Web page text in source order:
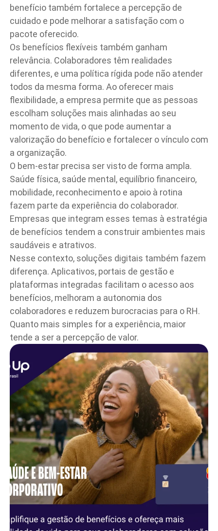
benefício também fortalece a percepção de
cuidado e pode melhorar a satisfação com o
pacote oferecido.
Os benefícios flexíveis também ganham
relevância. Colaboradores têm realidades
diferentes, e uma política rígida pode não atender
todos da mesma forma. Ao oferecer mais
flexibilidade, a empresa permite que as pessoas
escolham soluções mais alinhadas ao seu
momento de vida, o que pode aumentar a
valorização do benefício e fortalecer o vínculo com
a organização.
O bem-estar precisa ser visto de forma ampla.
Saúde física, saúde mental, equilíbrio financeiro,
mobilidade, reconhecimento e apoio à rotina
fazem parte da experiência do colaborador.
Empresas que integram esses temas à estratégia
de benefícios tendem a construir ambientes mais
saudáveis e atrativos.
Nesse contexto, soluções digitais também fazem
diferença. Aplicativos, portais de gestão e
plataformas integradas facilitam o acesso aos
benefícios, melhoram a autonomia dos
colaboradores e reduzem burocracias para o RH.
Quanto mais simples for a experiência, maior
tende a ser a percepção de valor.